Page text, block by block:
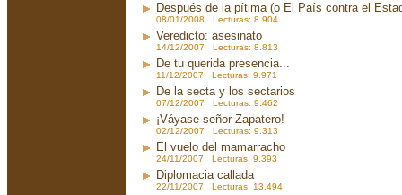
Después de la pítima (o El País contra el
08/01/2008 Lecturas: 8.904
Veredicto: asesinato
14/12/2007 Lecturas: 8.813
De tu querida presencia...
11/12/2007 Lecturas: 9.971
De la secta y los sectarios
07/12/2007 Lecturas: 9.462
¡Váyase señor Zapatero!
02/12/2007 Lecturas: 9.313
El vuelo del mamarracho
24/11/2007 Lecturas: 9.393
Diplomacia callada
22/11/2007 Lecturas: 13.494